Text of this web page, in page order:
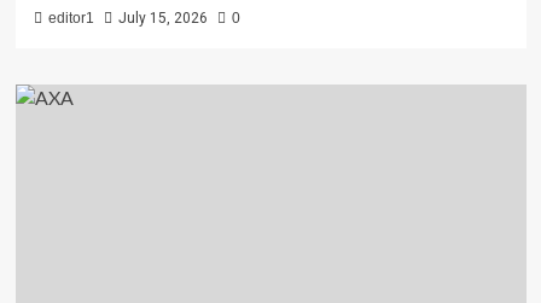
editor1 July 15, 2026 0